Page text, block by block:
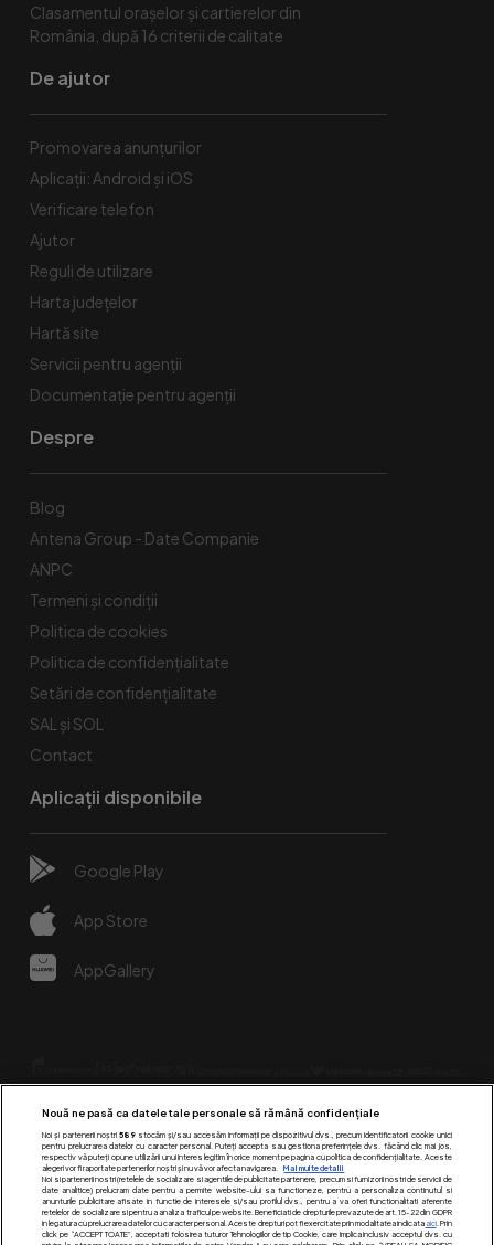
Clasamentul orașelor și cartierelor din
România, după 16 criterii de calitate
De ajutor
Promovarea anunțurilor
Aplicații: Android și iOS
Verificare telefon
Ajutor
Reguli de utilizare
Harta județelor
Hartă site
Servicii pentru agenții
Documentație pentru agenții
Despre
Blog
Antena Group - Date Companie
ANPC
Termeni și condiții
Politica de cookies
Politica de confidențialitate
Setări de confidențialitate
SAL și SOL
Contact
Aplicații disponibile
Google Play
App Store
AppGallery
Urmărește-ne pe:
Nouă ne pasă ca datele tale personale să rămână confidențiale
Noi și partenerii noștri 589stocăm și/sau accesăm informații pe dispozitivul dvs., precum identificatorii cookie unici
pentru prelucrarea datelor cu caracter personal. Puteți accepta sau gestiona preferințele dvs. făcând clic mai jos,
respectiv vă puteți opune utilizării unui interes legitim în orice moment pe pagina cu politica de confidențialitate. Aceste
alegeri vor fi raportate partenerilor noștri și nu vă vor afecta navigarea.
Mai multe detalii
Noi si partenerii nostri (retelele de socializare si agentiile de publicitate partenere, precum si furnizorii nostri de servicii de
date analitice) prelucram date pentru a permite website-ului sa functioneze, pentru a personaliza continutul si
anunturile publicitare afisate in functie de interesele si/sau profilul dvs., pentru a va oferi functionalitati aferente
retelelor de socializare si pentru a analiza traficul pe website. Beneficiati de drepturile prevazute de art. 15-22 din GDPR
in legatura cu prelucrarea datelor cu caracter personal. Aceste drepturi pot fi exercitate prin modalitatea indicataaici. Prin
click pe “ACCEPT TOATE”, acceptati folosirea tuturor Tehnologiilor de tip Cookie, care implica inclusiv acceptul dvs. cu